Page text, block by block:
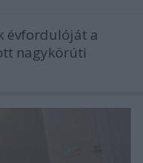
évfordulóját a
nagykörúti